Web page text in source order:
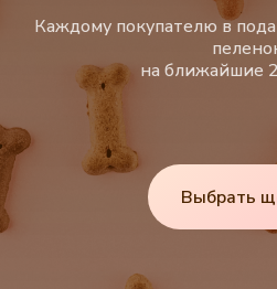
Каждому покупателю в
на ближайшие
Выбрать